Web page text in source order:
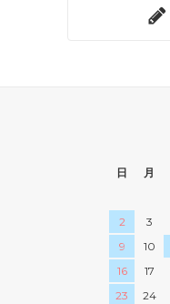
日
月
2
3
9
10
16
17
23
24